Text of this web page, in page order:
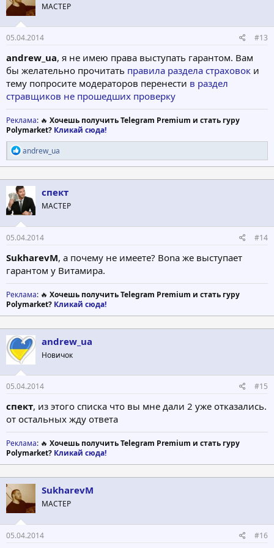
МАСТЕР
05.04.2014 #13
andrew_ua, я не имею права выступать гарантом. Вам
бы желательно прочитать правила раздела страховок и
тему попросите модераторов перенести в раздел
стравщиков не прошедших проверку
Реклама: 🔥 Хочешь получить Telegram Premium и стать гуру
Polymarket? Кликай сюда!
Р
е
а
к
ц
и
и
:
andrew_ua
спект
МАСТЕР
05.04.2014 #14
SukharevM, а почему не имеете? Bona же выступает
гарантом у Витамира.
Реклама: 🔥 Хочешь получить Telegram Premium и стать гуру
Polymarket? Кликай сюда!
andrew_ua
Новичок
05.04.2014 #15
спект, из этого списка что вы мне дали 2 уже отказались.
от остальных жду ответа
Реклама: 🔥 Хочешь получить Telegram Premium и стать гуру
Polymarket? Кликай сюда!
SukharevM
МАСТЕР
05.04.2014 #16